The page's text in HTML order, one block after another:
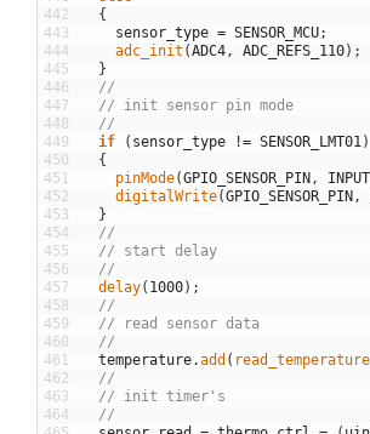
442
443
444
445
446
447
448
449
450
451
452
453
454
455
456
457
458
459
460
461
462
463
464
{
sensor_type = SENSOR_MCU;
adc_init (ADC4 , ADC_REFS_110) ;
}
//
// init sensor pin mode
//
if
( sensor_type != SENSOR_LMT01 )
{
pinMode(GPIO_SENSOR_PIN , INPUT
digitalWrite(GPIO_SENSOR_PIN ,
}
//
// start delay
//
delay( 1000) ;
//
// read sensor data
//
temperature.add ( read_temperature
//
// init timer's
//